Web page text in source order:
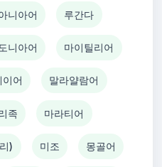
니아어 루간다
니아어 마이틸리어
이어 말라얄람어
족 마라티어
) 미조 몽골어